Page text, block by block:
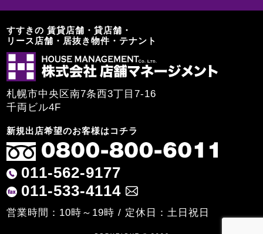
すすきの 賃貸店舗・貸店舗・
リース店舗・居抜き物件・テナント
札幌市中央区南7条西3丁目7-16
千両ビル4F
新規出店希望のお客様はコチラ
011-562-9177
011-533-4114
営業時間：10時～19時 / 定休日：土日祝日